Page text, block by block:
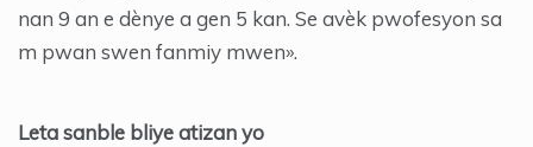
nan 9 an e dènye a gen 5 kan. Se avèk pwofesyon sa
m pwan swen fanmiy mwen».
Leta sanble bliye atizan yo